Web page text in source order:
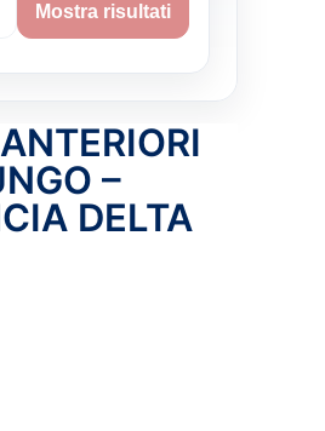
Mostra risultati
–
DELTA